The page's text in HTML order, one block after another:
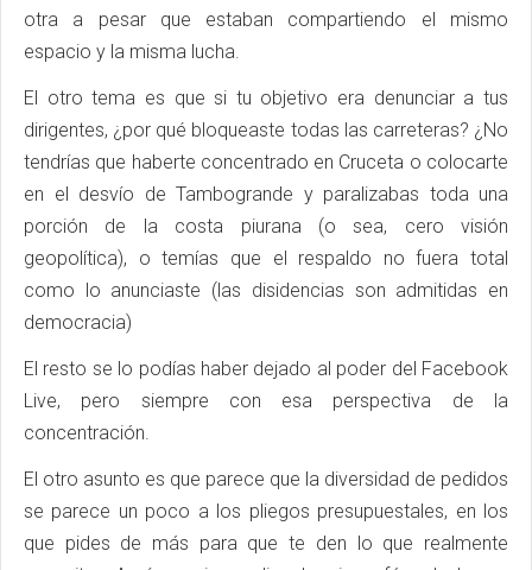
otra a pesar que estaban compartiendo el mismo
espacio y la misma lucha.
El otro tema es que si tu objetivo era denunciar a tus
dirigentes, ¿por qué bloqueaste todas las carreteras? ¿No
tendrías que haberte concentrado en Cruceta o colocarte
en el desvío de Tambogrande y paralizabas toda una
porción de la costa piurana (o sea, cero visión
geopolítica), o temías que el respaldo no fuera total
como lo anunciaste (las disidencias son admitidas en
democracia)
El resto se lo podías haber dejado al poder del Facebook
Live, pero siempre con esa perspectiva de la
concentración.
El otro asunto es que parece que la diversidad de pedidos
se parece un poco a los pliegos presupuestales, en los
que pides de más para que te den lo que realmente